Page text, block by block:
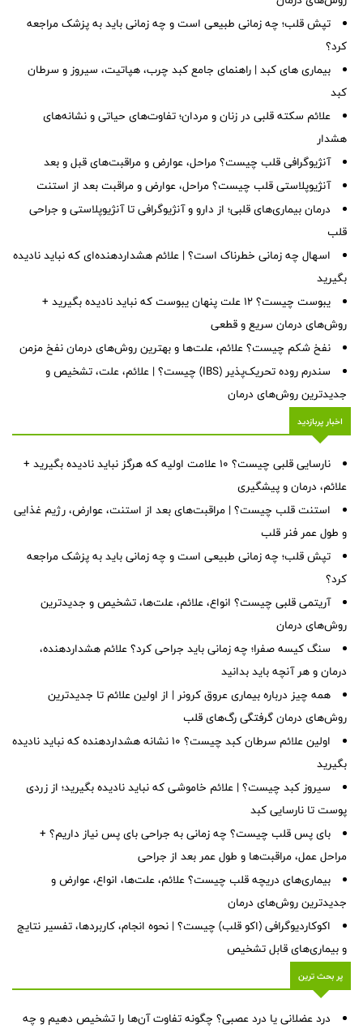
تپش قلب؛ چه زمانی طبیعی است و چه زمانی باید به پزشک مراجعه
کرد؟
بیماری های کبد | راهنمای جامع کبد چرب، هپاتیت، سیروز و سرطان
کبد
علائم سکته قلبی در زنان و مردان؛ تفاوت‌های حیاتی و نشانه‌های
هشدار
آنژیوگرافی قلب چیست؟ مراحل، عوارض و مراقبت‌های قبل و بعد
آنژیوپلاستی قلب چیست؟ مراحل، عوارض و مراقبت بعد از استنت
درمان بیماری‌های قلبی؛ از دارو و آنژیوگرافی تا آنژیوپلاستی و جراحی
قلب
اسهال چه زمانی خطرناک است؟ | علائم هشداردهنده‌ای که نباید نادیده
بگیرید
یبوست چیست؟ ۱۲ علت پنهان یبوست که نباید نادیده بگیرید +
روش‌های درمان سریع و قطعی
نفخ شکم چیست؟ علائم، علت‌ها و بهترین روش‌های درمان نفخ مزمن
سندرم روده تحریک‌پذیر (IBS) چیست؟ | علائم، علت، تشخیص و
جدیدترین روش‌های درمان
اخبار پربازدید
نارسایی قلبی چیست؟ ۱۰ علامت اولیه که هرگز نباید نادیده بگیرید +
علائم، درمان و پیشگیری
استنت قلب چیست؟ | مراقبت‌های بعد از استنت، عوارض، رژیم غذایی
و طول عمر فنر قلب
تپش قلب؛ چه زمانی طبیعی است و چه زمانی باید به پزشک مراجعه
کرد؟
آریتمی قلبی چیست؟ انواع، علائم، علت‌ها، تشخیص و جدیدترین
روش‌های درمان
سنگ کیسه صفرا؛ چه زمانی باید جراحی کرد؟ علائم هشداردهنده،
درمان و هر آنچه باید بدانید
همه چیز درباره بیماری عروق کرونر | از اولین علائم تا جدیدترین
روش‌های درمان گرفتگی رگ‌های قلب
اولین علائم سرطان کبد چیست؟ ۱۰ نشانه هشداردهنده که نباید نادیده
بگیرید
سیروز کبد چیست؟ | علائم خاموشی که نباید نادیده بگیرید؛ از زردی
پوست تا نارسایی کبد
بای پس قلب چیست؟ چه زمانی به جراحی بای پس نیاز داریم؟ +
مراحل عمل، مراقبت‌ها و طول عمر بعد از جراحی
بیماری‌های دریچه قلب چیست؟ علائم، علت‌ها، انواع، عوارض و
جدیدترین روش‌های درمان
اکوکاردیوگرافی (اکو قلب) چیست؟ | نحوه انجام، کاربردها، تفسیر نتایج
و بیماری‌های قابل تشخیص
پر بحث ترین
درد عضلانی یا درد عصبی؟ چگونه تفاوت آن‌ها را تشخیص دهیم و چه